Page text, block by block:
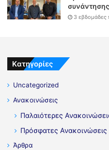
Υπαλλήλων
3 εβδομάδες
Kατηγορίες
Uncategorized
Ανακοινώσεις
Παλαιότερες
Πρόσφατες Ανακοινώσεις
Άρθρα